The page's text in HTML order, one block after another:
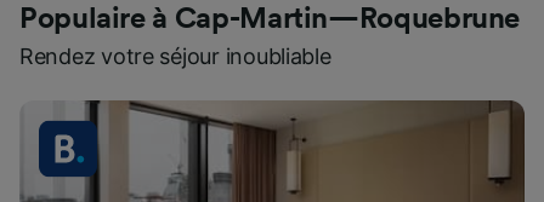
Populaire à Cap-Martin—Roquebrune
Rendez votre séjour inoubliable